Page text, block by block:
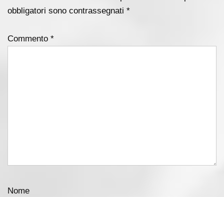
obbligatori sono contrassegnati *
Commento *
Nome